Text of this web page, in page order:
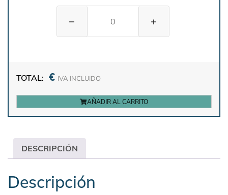
− +
TOTAL: € IVA INCLUIDO
AÑADIR AL CARRITO
DESCRIPCIÓN
Descripción